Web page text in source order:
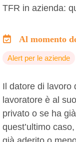
TFR in azienda:
Al momento
Alert per le aziende
Il datore di lavoro
lavoratore è al
privato o se ha
quest’ultimo